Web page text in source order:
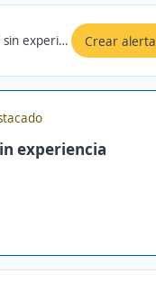
en Cundinamarca Crear alerta
experiencia